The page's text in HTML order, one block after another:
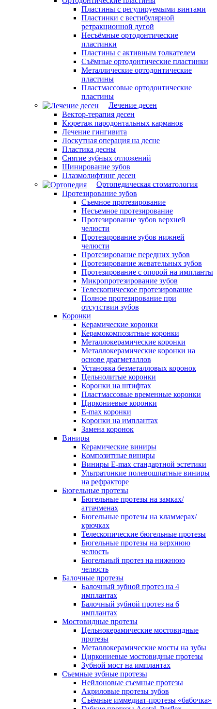
Пластины с регулируемыми винтами
Пластинки с вестибулярной
ретракционной дугой
Несъёмные ортодонтические
пластинки
Пластины с активным толкателем
Съёмные ортодонтические пластинки
Металлические ортодонтические
пластины
Пластмассовые ортодонтические
пластины
Лечение десен
Вектор-терапия десен
Кюретаж пародонтальных карманов
Лечение гингивита
Лоскутная операция на десне
Пластика десны
Снятие зубных отложений
Шинирование зубов
Плазмолифтинг десен
Ортопедическая стоматология
Протезирование зубов
Съемное протезирование
Несъемное протезирование
Протезирование зубов верхней
челюсти
Протезирование зубов нижней
челюсти
Протезирование передних зубов
Протезирование жевательных зубов
Протезирование с опорой на импланты
Микропротезирование зубов
Телескопическое протезирование
Полное протезирование при
отсутствии зубов
Коронки
Керамические коронки
Керамокомпозитные коронки
Металлокерамические коронки
Металлокерамические коронки на
основе драгметаллов
Установка безметалловых коронок
Цельнолитые коронки
Коронки на штифтах
Пластмассовые временные коронки
Циркониевые коронки
E-max коронки
Коронки на имплантах
Замена коронок
Виниры
Керамические виниры
Композитные виниры
Виниры E-max стандартной эстетики
Ультратонкие полевошпатные виниры
на рефракторе
Бюгельные протезы
Бюгельные протезы на замках/
аттачменах
Бюгельные протезы на кламмерах/
крючках
Телескопические бюгельные протезы
Бюгельные протезы на верхнюю
челюсть
Бюгельный протез на нижнюю
челюсть
Балочные протезы
Балочный зубной протез на 4
имплантах
Балочный зубной протез на 6
имплантах
Мостовидные протезы
Цельнокерамические мостовидные
протезы
Металлокерамические мосты на зубы
Циркониевые мостовидные протезы
Зубной мост на имплантах
Съемные зубные протезы
Нейлоновые съемные протезы
Акриловые протезы зубов
Съёмные иммедиат‑протезы «бабочка»